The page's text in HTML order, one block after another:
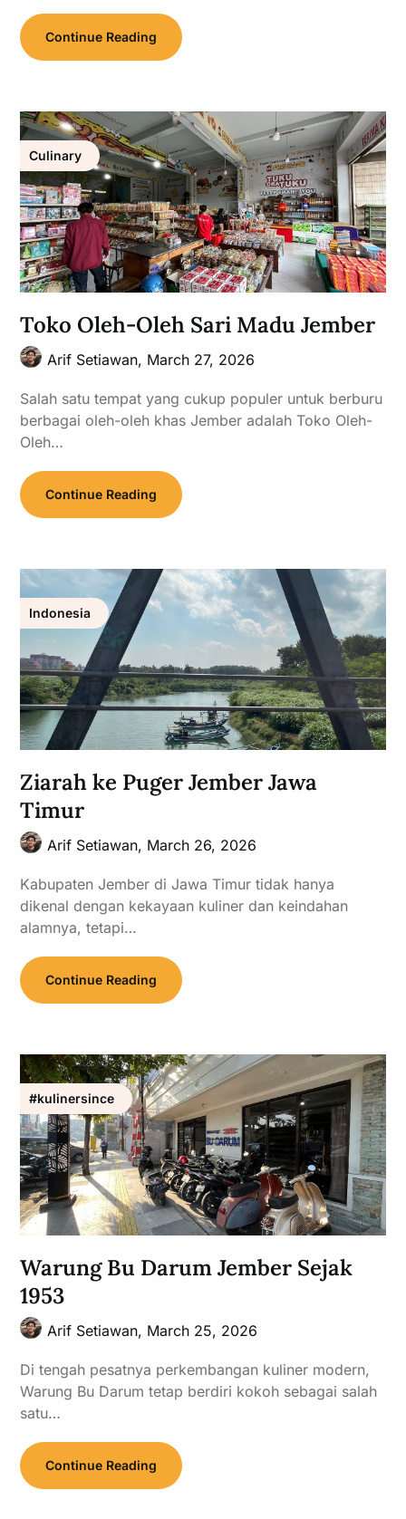
Continue Reading
Culinary
Toko Oleh-Oleh Sari Madu Jember
Arif Setiawan, March 27, 2026
Salah satu tempat yang cukup populer untuk berburu
berbagai oleh-oleh khas Jember adalah Toko Oleh-
Oleh…
Continue Reading
Indonesia
Ziarah ke Puger Jember Jawa
Timur
Arif Setiawan, March 26, 2026
Kabupaten Jember di Jawa Timur tidak hanya
dikenal dengan kekayaan kuliner dan keindahan
alamnya, tetapi…
Continue Reading
#kulinersince
Warung Bu Darum Jember Sejak
1953
Arif Setiawan, March 25, 2026
Di tengah pesatnya perkembangan kuliner modern,
Warung Bu Darum tetap berdiri kokoh sebagai salah
satu…
Continue Reading